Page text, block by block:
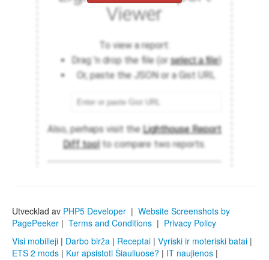
Utvecklad av PHP5 Developer | Website Screenshots by
PagePeeker | Terms and Conditions | Privacy Policy
Visi mobilieji | Darbo birža | Receptai | Vyriski ir moteriski batai |
ETS 2 mods | Kur apsistoti Šiauliuose? | IT naujienos |